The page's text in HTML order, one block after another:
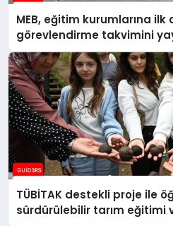
MEB, eğitim kurumlarına
görevlendirme takvimini
TÜBİTAK destekli proje ile
sürdürülebilir tarım eğitimi